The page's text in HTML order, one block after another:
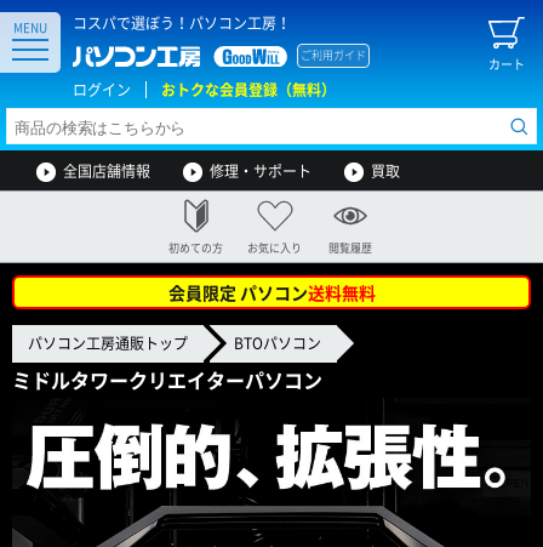
コスパで選ぼう！パソコン工房！
カート
ご利用ガイド
ログイン おトクな会員登録（無料）
MENU
全国店舗情報 修理・サポート 買取
初めての方 お気に入り 閲覧履歴
会員限定 パソコン送料無料
パソコン工房通販トップ BTOパソコン
ミドルタワークリエイターパソコン